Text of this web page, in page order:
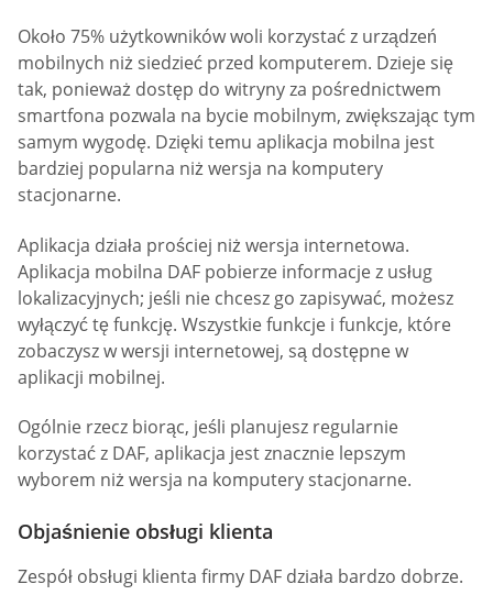
Około 75% użytkowników woli korzystać z urządzeń
mobilnych niż siedzieć przed komputerem. Dzieje się
tak, ponieważ dostęp do witryny za pośrednictwem
smartfona pozwala na bycie mobilnym, zwiększając tym
samym wygodę. Dzięki temu aplikacja mobilna jest
bardziej popularna niż wersja na komputery
stacjonarne.
Aplikacja działa prościej niż wersja internetowa.
Aplikacja mobilna DAF pobierze informacje z usług
lokalizacyjnych; jeśli nie chcesz go zapisywać, możesz
wyłączyć tę funkcję. Wszystkie funkcje i funkcje, które
zobaczysz w wersji internetowej, są dostępne w
aplikacji mobilnej.
Ogólnie rzecz biorąc, jeśli planujesz regularnie
korzystać z DAF, aplikacja jest znacznie lepszym
wyborem niż wersja na komputery stacjonarne.
Objaśnienie obsługi klienta
Zespół obsługi klienta firmy DAF działa bardzo dobrze.